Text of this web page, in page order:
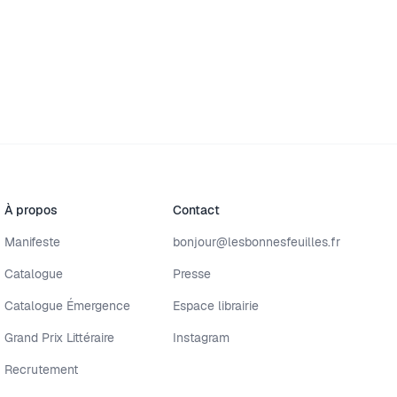
À propos
Manifeste
Catalogue
Catalogue Émergence
Grand Prix Littéraire
Recrutement
Contact
bonjour@lesbonnesfeuilles.fr
Presse
Espace librairie
Instagram